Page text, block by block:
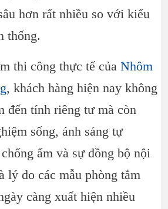
hơn rất nhiều so với kiểu
thống.
thi công thực tế của Nhôm
, khách hàng hiện nay không
đến tính riêng tư mà còn
sống, ánh sáng tự
ẩm và sự đồng bộ nội
lý do các mẫu phòng tắm
càng xuất hiện nhiều